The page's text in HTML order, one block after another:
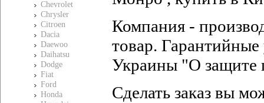
Chevrolet
Chrysler
Citroen
Dacia
Daewoo
Daihatsu
Dodge
Fiat
Ford
Honda
Компания -
товар. Гарантийные
Украины "О защите
Сделать заказ вы